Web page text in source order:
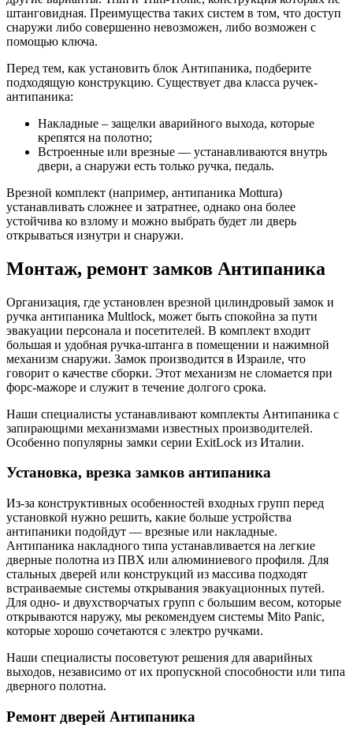
штанговидная. Преимущества таких систем в том, что доступ
снаружи либо совершенно невозможен, либо возможен с
помощью ключа.
Перед тем, как установить блок Антипаника, подберите
подходящую конструкцию. Существует два класса ручек-
антипаника:
Накладные – защелки аварийного выхода, которые
крепятся на полотно;
Встроенные или врезные — устанавливаются внутрь
двери, а снаружи есть только ручка, педаль.
Врезной комплект (например, антипаника Mottura)
устанавливать сложнее и затратнее, однако она более
устойчива ко взлому и можно выбрать будет ли дверь
открываться изнутри и снаружи.
Монтаж, ремонт замков Антипаника
Организация, где установлен врезной цилиндровый замок и
ручка антипаника Multlock, может быть спокойна за пути
эвакуации персонала и посетителей. В комплект входит
большая и удобная ручка-штанга в помещении и нажимной
механизм снаружи. Замок производится в Израиле, что
говорит о качестве сборки. Этот механизм не сломается при
форс-мажоре и служит в течение долгого срока.
Наши специалисты устанавливают комплекты Антипаника с
запирающими механизмами известных производителей.
Особенно популярны замки серии ExitLock из Италии.
Установка, врезка замков антипаника
Из-за конструктивных особенностей входных групп перед
установкой нужно решить, какие больше устройства
антипаники подойдут — врезные или накладные.
Антипаника накладного типа устанавливается на легкие
дверные полотна из ПВХ или алюминиевого профиля. Для
стальных дверей или конструкций из массива подходят
встраиваемые системы открывания эвакуационных путей.
Для одно- и двухстворчатых групп с большим весом, которые
открываются наружу, мы рекомендуем системы Mito Panic,
которые хорошо сочетаются с электро ручками.
Наши специалисты посоветуют решения для аварийных
выходов, независимо от их пропускной способности или типа
дверного полотна.
Ремонт дверей Антипаника